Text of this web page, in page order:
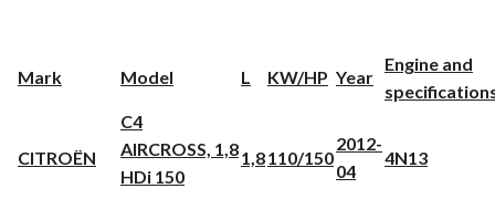
Mark Model L KW/HP Year
Engine and
CITROËN
C4
AIRCROSS, 1,8
HDi 150
1,8110/150
2012-
04
4N13